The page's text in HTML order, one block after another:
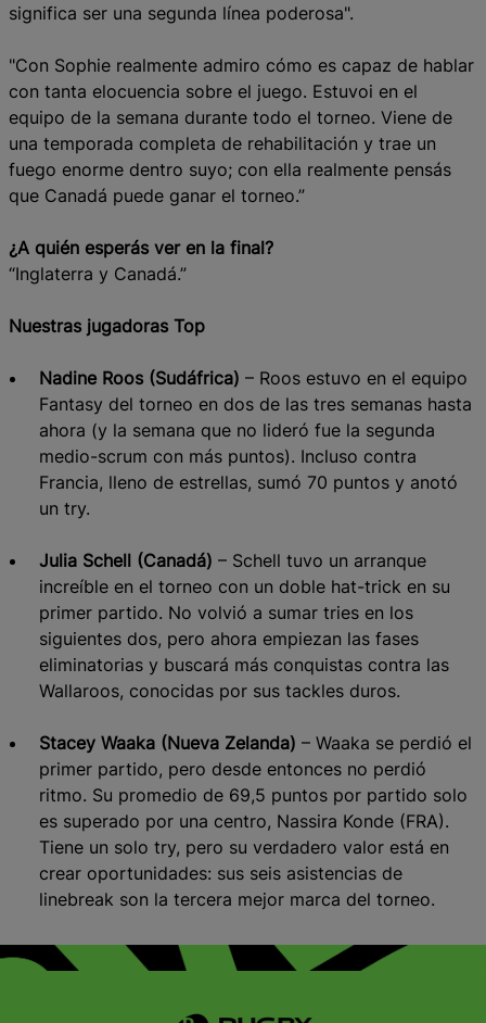
significa ser una segunda línea poderosa".
"Con Sophie realmente admiro cómo es capaz de hablar
con tanta elocuencia sobre el juego. Estuvoi en el
equipo de la semana durante todo el torneo. Viene de
una temporada completa de rehabilitación y trae un
fuego enorme dentro suyo; con ella realmente pensás
que Canadá puede ganar el torneo.”
¿A quién esperás ver en la final?
“Inglaterra y Canadá.”
Nuestras jugadoras Top
Nadine Roos (Sudáfrica) – Roos estuvo en el equipo
Fantasy del torneo en dos de las tres semanas hasta
ahora (y la semana que no lideró fue la segunda
medio-scrum con más puntos). Incluso contra
Francia, lleno de estrellas, sumó 70 puntos y anotó
un try.
Julia Schell (Canadá) – Schell tuvo un arranque
increíble en el torneo con un doble hat-trick en su
primer partido. No volvió a sumar tries en los
siguientes dos, pero ahora empiezan las fases
eliminatorias y buscará más conquistas contra las
Wallaroos, conocidas por sus tackles duros.
Stacey Waaka (Nueva Zelanda) – Waaka se perdió el
primer partido, pero desde entonces no perdió
ritmo. Su promedio de 69,5 puntos por partido solo
es superado por una centro, Nassira Konde (FRA).
Tiene un solo try, pero su verdadero valor está en
crear oportunidades: sus seis asistencias de
linebreak son la tercera mejor marca del torneo.